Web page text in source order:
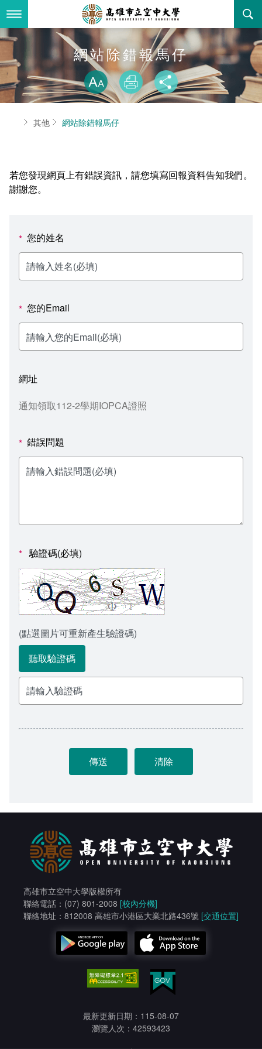
到
要
內最新消息
全部公告
教務公告
學系公告
活動研習
歷史訊息
新聞媒體專區
校園行事曆
報名系統
線上報名查詢
關於本校
空大簡介
立案證明
空大有利的學習條件
環境設備
本校位置
資訊圖像化專區
活動花絮
影音資訊
行政單位
行政單位簡介
校長室
教務處課務組
學習指導中心
輔導處
研發處
秘書處出納組
秘書處文書組
教學媒體處
電算中心
人事室
學術單位
通識教育中心
法律學系
大眾傳播學系
外國語文學系
文化藝術學系
健康管理與促進學系
其他好站
資訊相關法規
校務資訊
新生報名
在學資訊
校務系統
課程大綱
網路選課
校園行事曆
校內系統
資訊服務線上報修系統
消耗品申請
教室‧會議室預約系統
線上報修最新消息
問卷調查
法令規章
政府公開資訊
常見問答
意見信箱
各單位意見信箱
諮詢信箱進度查詢
影音資訊
網站除錯報馬仔
略過字型切
放大
列印 分享
首頁其他 網站除錯報馬仔
若您發現網頁上有錯誤資訊，請您填寫回報資料告知我們。
謝謝您。
* 您的姓名
* 您的Email
網址
通知領取112-2學期IOPCA證照
* 錯誤問題
* 驗證碼(必填)
(點選圖片可重新產生驗證碼)
聽取驗證碼
高雄市立空中大學版權所有
聯絡電話：(07) 801-2008 [校內分機]
聯絡地址：812008 高雄市小港區大業北路436號 [交通位置]
最新更新日期：115-08-07
瀏覽人次：42593423